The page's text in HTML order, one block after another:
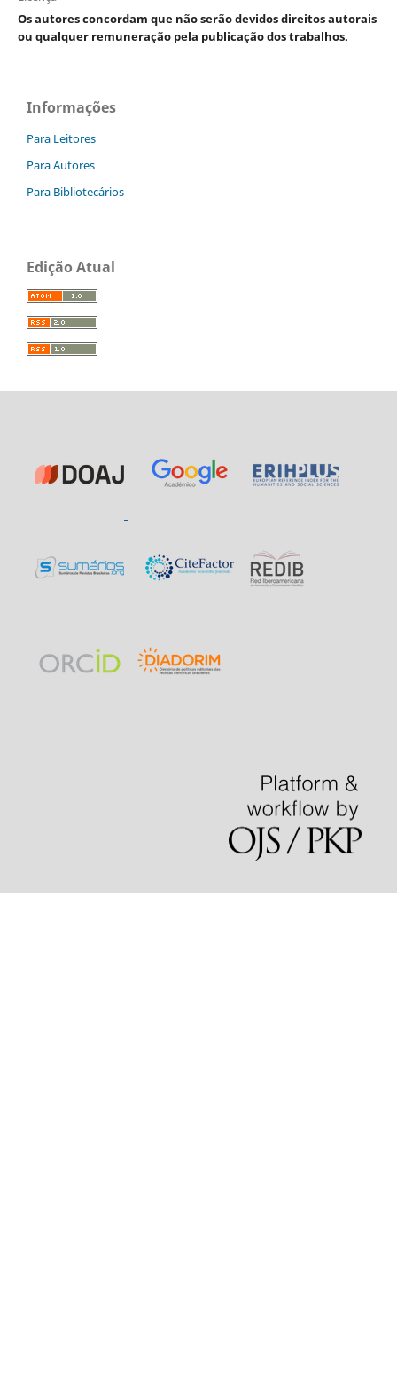
Os autores concordam que não serão devidos direitos autorais
ou qualquer remuneração pela publicação dos trabalhos.
Informações
Para Leitores
Para Autores
Para Bibliotecários
Edição Atual